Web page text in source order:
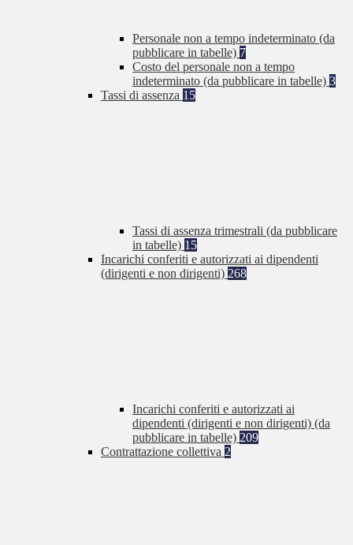
Personale non a tempo indeterminato (da
pubblicare in tabelle) 7
Costo del personale non a tempo
indeterminato (da pubblicare in tabelle) 3
Tassi di assenza 15
Tassi di assenza trimestrali (da pubblicare
in tabelle) 15
Incarichi conferiti e autorizzati ai dipendenti
(dirigenti e non dirigenti) 268
Incarichi conferiti e autorizzati ai
dipendenti (dirigenti e non dirigenti) (da
pubblicare in tabelle) 209
Contrattazione collettiva 2